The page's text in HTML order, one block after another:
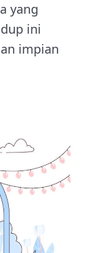
yang
ini
impian